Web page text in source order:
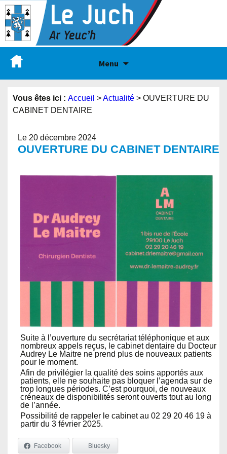
Menu
Vous êtes ici : Accueil >Actualité > OUVERTURE DU
CABINET DENTAIRE
Le 20 décembre 2024
OUVERTURE DU CABINET DENTAIRE
Suite à l’ouverture du secrétariat téléphonique et aux
nombreux appels reçus, le cabinet dentaire du Docteur
Audrey Le Maitre ne prend plus de nouveaux patients
pour le moment.
Afin de privilégier la qualité des soins apportés aux
patients, elle ne souhaite pas bloquer l’agenda sur de
trop longues périodes. C’est pourquoi, de nouveaux
créneaux de disponibilités seront ouverts tout au long
de l’année.
Possibilité de rappeler le cabinet au 02 29 20 46 19 à
partir du 3 février 2025.
Facebook Bluesky